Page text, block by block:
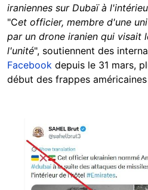
iraniennes sur Dubaï à
"Cet officier, membre d'une
par un drone iranien qui visait
l'unité", soutiennent des
Facebook depuis le 31 mars,
début des frappes
Image